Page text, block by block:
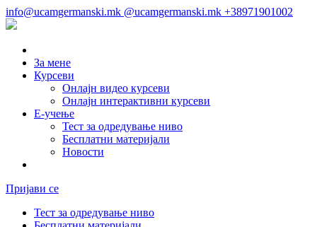
info@ucamgermanski.mk @ucamgermanski.mk +38971901002
За мене
Курсеви
Онлајн видео курсеви
Онлајн интерактивни курсеви
Е-учење
Тест за одредување ниво
Бесплатни материјали
Новости
Пријави се
Тест за одредување ниво